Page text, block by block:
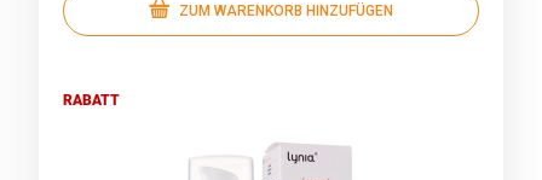
ZUM WARENKORB HINZUFÜGEN
RABATT